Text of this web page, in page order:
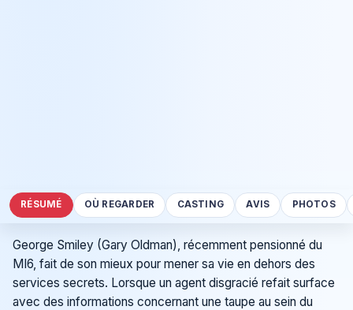
RÉSUMÉ OÙ REGARDER CASTING AVIS PHOTOS
George Smiley (Gary Oldman), récemment pensionné du
MI6, fait de son mieux pour mener sa vie en dehors des
services secrets. Lorsque un agent disgracié refait surface
avec des informations concernant une taupe au sein du